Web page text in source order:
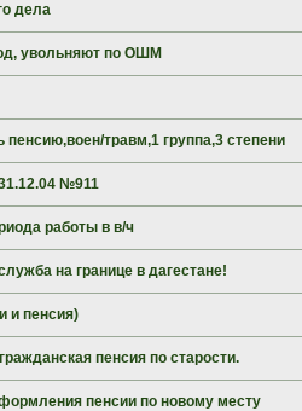
дела
увольняют по ОШМ
пенсию,воен/травм,1 группа,3 степени
№911
работы в в/ч
на границе в дагестане!
и пенсия)
пенсия по старости.
пенсии по новому месту